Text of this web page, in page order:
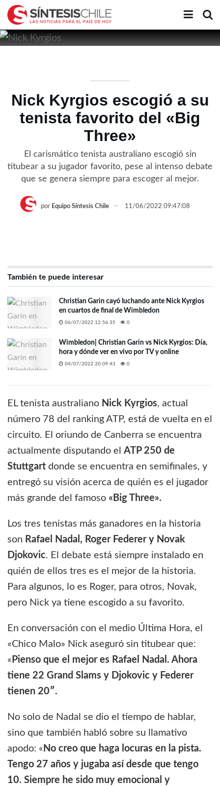
Nick Kyrgios escogió a su
tenista favorito del «Big
Three»
El carismático tenista australiano escogió sin
titubear a su jugador favorito, pese al intenso debate
que se genera siempre para escoger al mejor.
por Equipo Síntesis Chile 11/06/2022 09:47:08
También te puede interesar
Christian Garin cayó luchando ante Nick Kyrgios
en cuartos de final de Wimbledon
06/07/2022 12:56:35 0
Wimbledon| Christian Garin vs Nick Kyrgios: Día,
hora y dónde ver en vivo por TV y online
04/07/2022 20:09:43 0
EL tenista australiano Nick Kyrgios, actual
número 78 del ranking ATP, está de vuelta en el
circuito. El oriundo de Canberra se encuentra
actualmente disputando el ATP 250 de
Stuttgart donde se encuentra en semifinales, y
entregó su visión acerca de quién es el jugador
más grande del famoso «Big Three».
Los tres tenistas más ganadores en la historia
son Rafael Nadal, Roger Federer y Novak
Djokovic. El debate está siempre instalado en
quién de ellos tres es el mejor de la historia.
Para algunos, lo es Roger, para otros, Novak,
pero Nick ya tiene escogido a su favorito.
En conversación con el medio Última Hora, el
«Chico Malo» Nick aseguró sin titubear que:
« Pienso que el mejor es Rafael Nadal. Ahora
tiene 22 Grand Slams y Djokovic y Federer
tienen 20″.
No solo de Nadal se dio el tiempo de hablar,
sino que también habló sobre su llamativo
apodo: « No creo que haga locuras en la pista.
Tengo 27 años y jugaba así desde que tengo
10. Siempre he sido muy emocional y